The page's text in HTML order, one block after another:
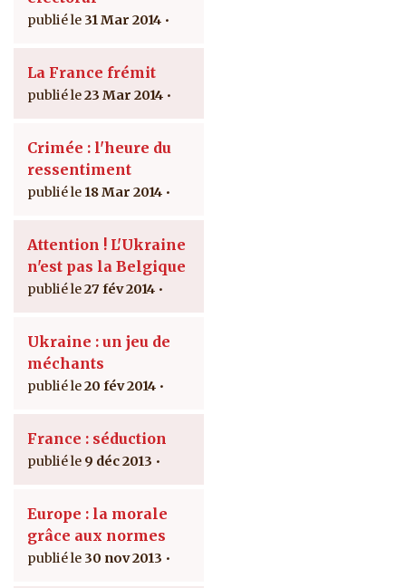
31 Mar 2014
La France frémit
23 Mar 2014
Crimée : l'heure du
ressentiment
18 Mar 2014
Attention ! L'Ukraine
n'est pas la Belgique
27 fév 2014
Ukraine : un jeu de
méchants
20 fév 2014
France : séduction
9 déc 2013
Europe : la morale
grâce aux normes
30 nov 2013